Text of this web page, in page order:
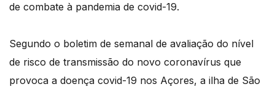
de combate à pandemia de covid-19.
Segundo o boletim de semanal de avaliação do nível
de risco de transmissão do novo coronavírus que
provoca a doença covid-19 nos Açores, a ilha de São